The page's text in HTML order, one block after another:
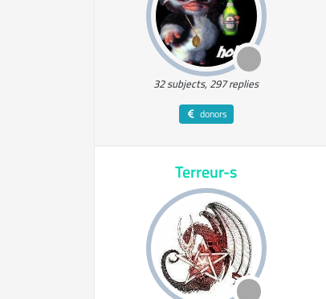
32 subjects, 297 replies
donors
Terreur-s